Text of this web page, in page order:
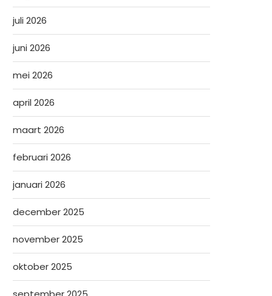
juli 2026
juni 2026
mei 2026
april 2026
maart 2026
februari 2026
januari 2026
december 2025
november 2025
oktober 2025